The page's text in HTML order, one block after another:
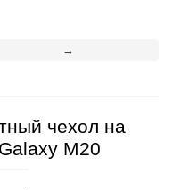
→
чехол на
M20